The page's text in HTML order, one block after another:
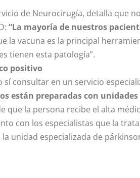
de Neurocirugía, detalla que
“La mayoría de nuestros
la vacuna es la principal
tienen esta patología”.
positivo
consultar en un servicio
están preparadas con
que la persona recibe el alta
con los especialistas que la
unidad especializada de